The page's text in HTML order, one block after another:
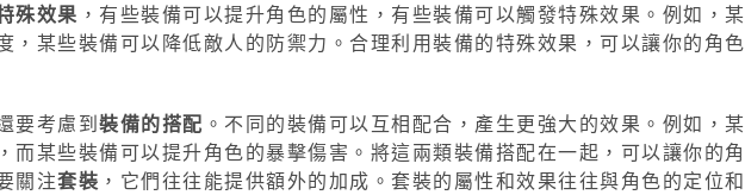
殊效果 ，有些裝備可以提升角色的屬性，有些裝備可以觸發特殊效果。例如，某
，某些裝備可以降低敵人的防禦力。合理利用裝備的特殊效果，可以讓你的角色
要考慮到裝備的搭配 。不同的裝備可以互相配合，產生更強大的效果。例如，某
而某些裝備可以提升角色的暴擊傷害。將這兩類裝備搭配在一起，可以讓你的角
關注套裝 ，它們往往能提供額外的加成。套裝的屬性和效果往往與角色的定位和